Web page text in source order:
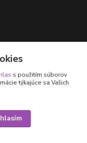
s použitím súborov
týkajúce sa Vašich